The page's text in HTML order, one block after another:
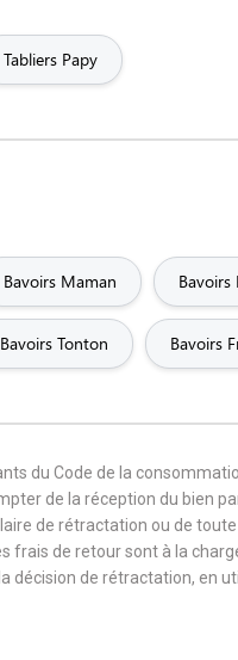
Tabliers Papy
Bavoirs Maman Bavoirs
Bavoirs Tonton Bavoirs
du Code de la
de la réception du bien
de rétractation ou de
frais de retour sont à la
de rétractation, en